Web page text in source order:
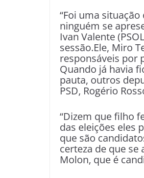
“Foi uma
ninguém se
Ivan Valente
sessão.Ele, Miro
responsáveis por
Quando já havia
pauta, outros
PSD, Rogério
“Dizem que filho
das eleições eles
que são
certeza de que se
Molon, que é